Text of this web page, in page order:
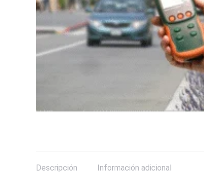
Descripción Información adicional